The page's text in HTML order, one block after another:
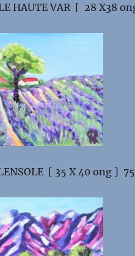
LE HAUTE VAR [ 28 X38
[ 35 X 40 ong ]